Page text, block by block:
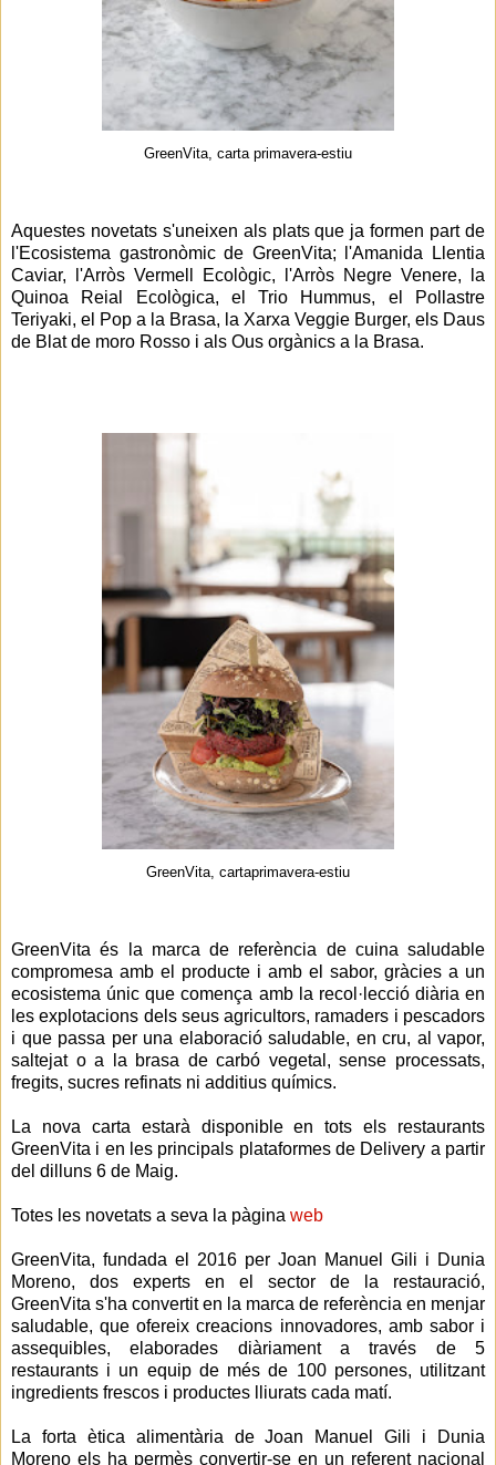
GreenVita, carta primavera-estiu
Aquestes novetats s'uneixen als plats que ja formen part de
l'Ecosistema gastronòmic de GreenVita; l'Amanida Llentia
Caviar, l'Arròs Vermell Ecològic, l'Arròs Negre Venere, la
Quinoa Reial Ecològica, el Trio Hummus, el Pollastre
Teriyaki, el Pop a la Brasa, la Xarxa Veggie Burger, els Daus
de Blat de moro Rosso i als Ous orgànics a la Brasa.
GreenVita, cartaprimavera-estiu
GreenVita és la marca de referència de cuina saludable
compromesa amb el producte i amb el sabor, gràcies a un
ecosistema únic que comença amb la recol·lecció diària en
les explotacions dels seus agricultors, ramaders i pescadors
i que passa per una elaboració saludable, en cru, al vapor,
saltejat o a la brasa de carbó vegetal, sense processats,
fregits, sucres refinats ni additius químics.
La nova carta estarà disponible en tots els restaurants
GreenVita i en les principals plataformes de Delivery a partir
del dilluns 6 de Maig.
Totes les novetats a seva la pàgina web
GreenVita, fundada el 2016 per Joan Manuel Gili i Dunia
Moreno, dos experts en el sector de la restauració,
GreenVita s'ha convertit en la marca de referència en menjar
saludable, que ofereix creacions innovadores, amb sabor i
assequibles, elaborades diàriament a través de 5
restaurants i un equip de més de 100 persones, utilitzant
ingredients frescos i productes lliurats cada matí.
La forta ètica alimentària de Joan Manuel Gili i Dunia
Moreno els ha permès convertir-se en un referent nacional